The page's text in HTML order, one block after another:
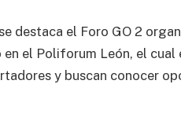
destaca el Foro GO 2
el Poliforum León, el
y buscan conocer